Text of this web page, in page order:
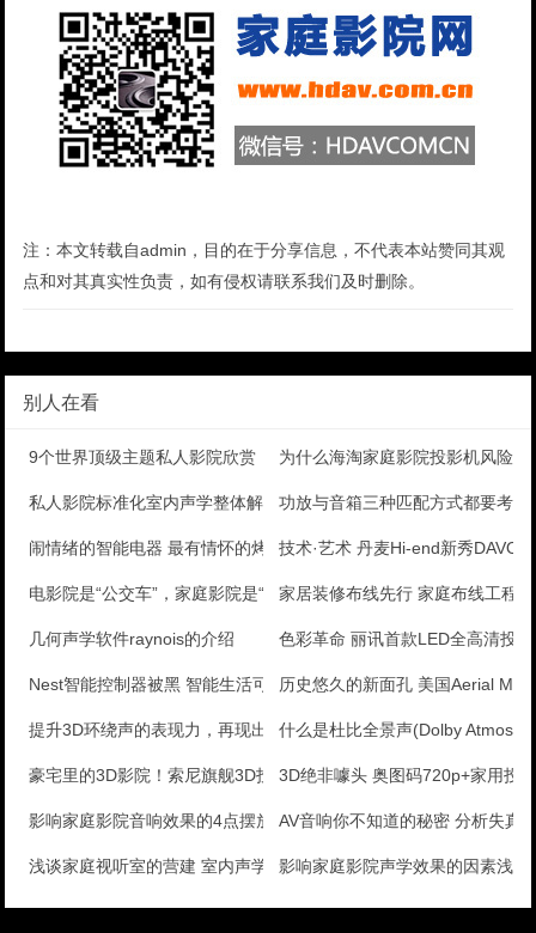
注：本文转载自admin，目的在于分享信息，不代表本站赞同其观
点和对其真实性负责，如有侵权请联系我们及时删除。
别人在看
9个世界顶级主题私人影院欣赏 为什么海淘家庭影院投影机风险大
私人影院标准化室内声学整体解决方案发展历程功放与音箱三种匹配方式都要考虑
闹情绪的智能电器 最有情怀的烤面包机技术·艺术 丹麦Hi-end新秀
电影院是“公交车”，家庭影院是“私家车”家居装修布线先行 家庭布线工程
几何声学软件raynois的介绍 色彩革命 丽讯首款LED全高清投
Nest智能控制器被黑 智能生活可能变得更糟？历史悠久的新面孔 美国Aerial
提升3D环绕声的表现力，再现出色的包围感 Yamah
什么是杜比全景声(Dolby Atmos)?
豪宅里的3D影院！索尼旗舰3D投影评测3D绝非噱头 奥图码720p+家用投
影响家庭影院音响效果的4点摆放注意事项AV音响你不知道的秘密 分析失真
浅谈家庭视听室的营建 室内声学处理注意事项影响家庭影院声学效果的因素浅谈